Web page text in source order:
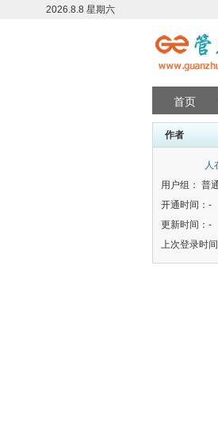
2026.8.8 星期六
首页
作者
人
用户组： 普
开通时间：-
更新时间：-
上次登录时